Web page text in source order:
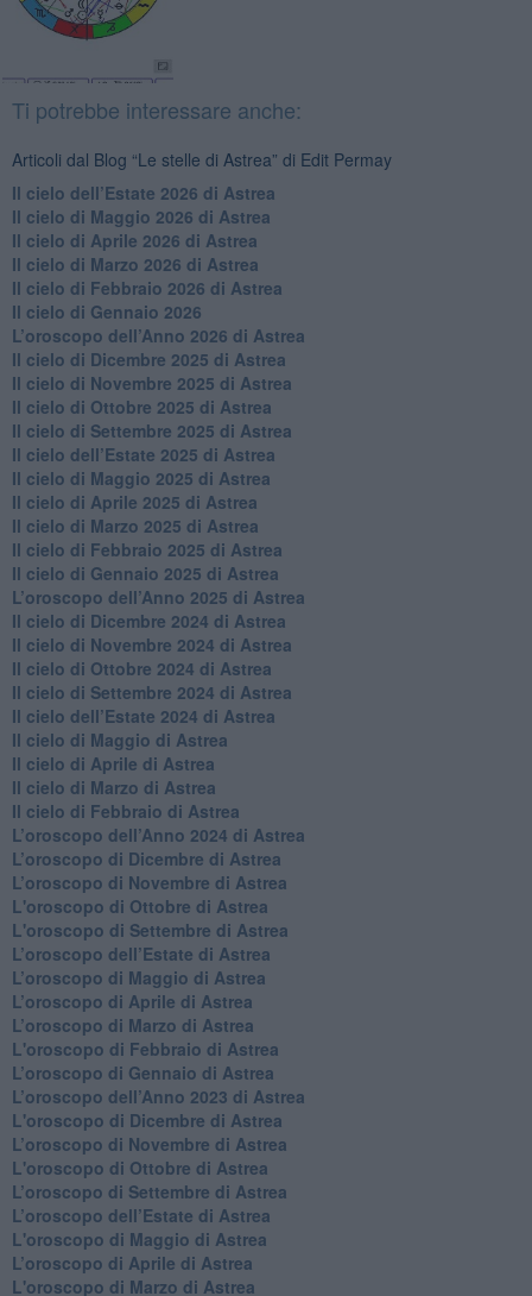
Ti potrebbe interessare anche:
Articoli dal Blog “Le stelle di Astrea” di Edit Permay
​Il cielo dell’Estate 2026 di Astrea
​Il cielo di Maggio 2026 di Astrea
​Il cielo di Aprile 2026 di Astrea
​Il cielo di Marzo 2026 di Astrea
​Il cielo di Febbraio 2026 di Astrea
Il cielo di Gennaio 2026
​L’oroscopo dell’Anno 2026 di Astrea
​Il cielo di Dicembre 2025 di Astrea
​Il cielo di Novembre 2025 di Astrea
​Il cielo di Ottobre 2025 di Astrea
Il cielo di Settembre 2025 di Astrea
Il cielo dell’Estate 2025 di Astrea
​Il cielo di Maggio 2025 di Astrea
​Il cielo di Aprile 2025 di Astrea
Il cielo di Marzo 2025 di Astrea
​Il cielo di Febbraio 2025 di Astrea
Il cielo di Gennaio 2025 di Astrea
​L’oroscopo dell’Anno 2025 di Astrea
​Il cielo di Dicembre 2024 di Astrea
Il cielo di Novembre 2024 di Astrea
​Il cielo di Ottobre 2024 di Astrea
​Il cielo di Settembre 2024 di Astrea
Il cielo dell’Estate 2024 di Astrea
Il cielo di Maggio di Astrea
Il cielo di Aprile di Astrea
​Il cielo di Marzo di Astrea
​Il cielo di Febbraio di Astrea
​L’oroscopo dell’Anno 2024 di Astrea
​L’oroscopo di Dicembre di Astrea
​L’oroscopo di Novembre di Astrea
L'oroscopo di Ottobre di Astrea
L'oroscopo di Settembre di Astrea
L’oroscopo dell’Estate di Astrea
​L’oroscopo di Maggio di Astrea
​L’oroscopo di Aprile di Astrea
L’oroscopo di Marzo di Astrea
L'oroscopo di Febbraio di Astrea
​L’oroscopo di Gennaio di Astrea
​L’oroscopo dell’Anno 2023 di Astrea
L'oroscopo di Dicembre di Astrea
L’oroscopo di Novembre di Astrea
L'oroscopo di Ottobre di Astrea
​L’oroscopo di Settembre di Astrea
​L’oroscopo dell’Estate di Astrea
L'oroscopo di Maggio di Astrea
​L’oroscopo di Aprile di Astrea
L'oroscopo di Marzo di Astrea